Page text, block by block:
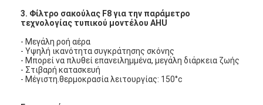
3. Φίλτρο σακούλας F8 για την παράμετρο
τεχνολογίας τυπικού μοντέλου AHU
- Μεγάλη ροή αέρα
- Υψηλή ικανότητα συγκράτησης σκόνης
- Μπορεί να πλυθεί επανειλημμένα, μεγάλη διάρκεια ζωής
- Στιβαρή κατασκευή
- Μέγιστη.θερμοκρασία λειτουργίας: 150°c